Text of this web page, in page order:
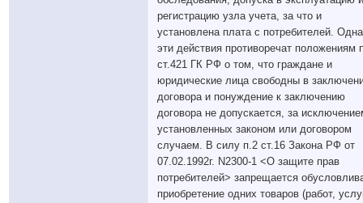
регистрацию узла учета, за что и
установлена плата с потребителей.
эти действия противоречат положениям
ст.421 ГК РФ о том, что граждане и
юридические лица свободны в
договора и понуждение к заключению
договора не допускается, за
установленных законом или договором
случаем. В силу п.2 ст.16 Закона РФ от
07.02.1992г. N2300-1 <О защите прав
потребителей> запрещается
приобретение одних товаров (работ,